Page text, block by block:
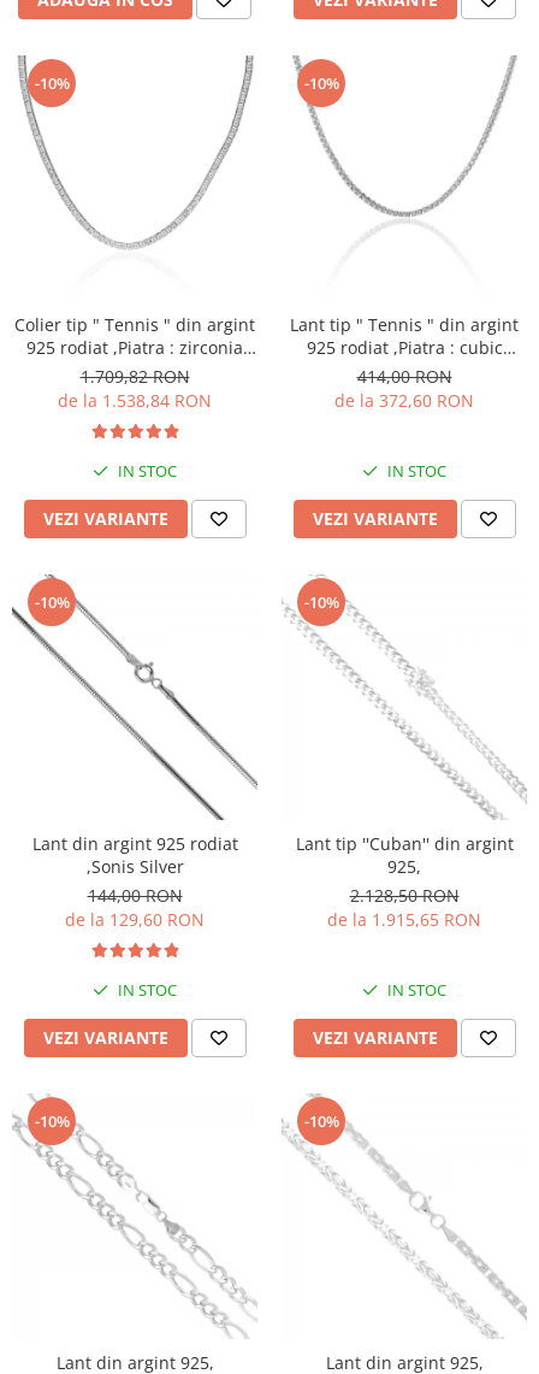
-10%
Colier tip " Tennis " din argint
925 rodiat ,Piatra : zirconia
fatetata ,Culoare :
transparenta ,
1.709,82 RON
de la 1.538,84 RON
IN STOC
VEZI VARIANTE
-10%
Lant tip " Tennis " din argint
925 rodiat ,Piatra : cubic
zirconia , Culoare :
transparenta , Sonis Silver
414,00 RON
de la 372,60 RON
IN STOC
VEZI VARIANTE
-10%
Lant din argint 925 rodiat
,Sonis Silver
144,00 RON
de la 129,60 RON
IN STOC
VEZI VARIANTE
-10%
Lant tip ''Cuban'' din argint
925,
2.128,50 RON
de la 1.915,65 RON
IN STOC
VEZI VARIANTE
-10%
Lant din argint 925,
-10%
Lant din argint 925,